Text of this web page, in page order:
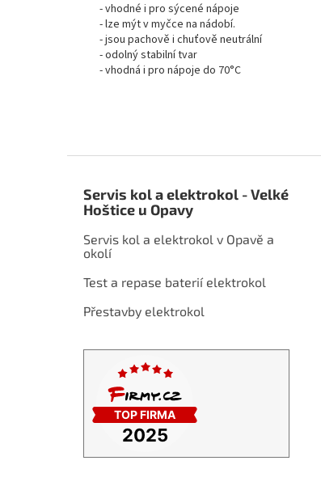
- vhodné i pro sýcené nápoje
- lze mýt v myčce na nádobí.
- jsou pachově i chuťově neutrální
- odolný stabilní tvar
- vhodná i pro nápoje do 70°C
Servis kol a elektrokol - Velké
Hoštice u Opavy
Servis kol a elektrokol v Opavě a
okolí
Test a repase baterií elektrokol
Přestavby elektrokol